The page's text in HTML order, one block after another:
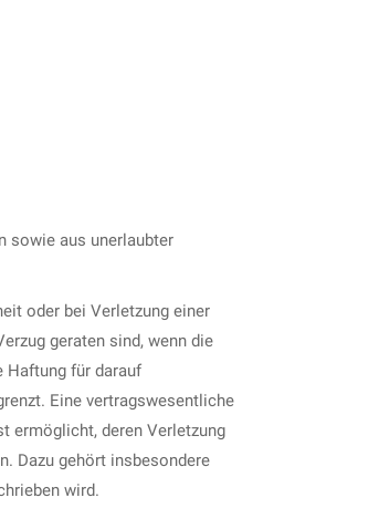
sowie aus unerlaubter
oder bei Verletzung einer
geraten sind, wenn die
Haftung für darauf
Eine vertragswesentliche
ermöglicht, deren Verletzung
Dazu gehört insbesondere
wird.